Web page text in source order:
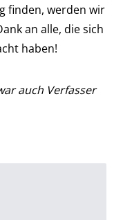
finden, werden wir
an alle, die sich
haben!
auch Verfasser